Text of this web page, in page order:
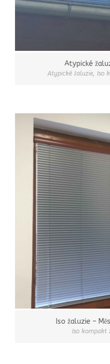
Atypické
Atypické žaluzie, Iso
Iso žaluzie –
Iso kompakt